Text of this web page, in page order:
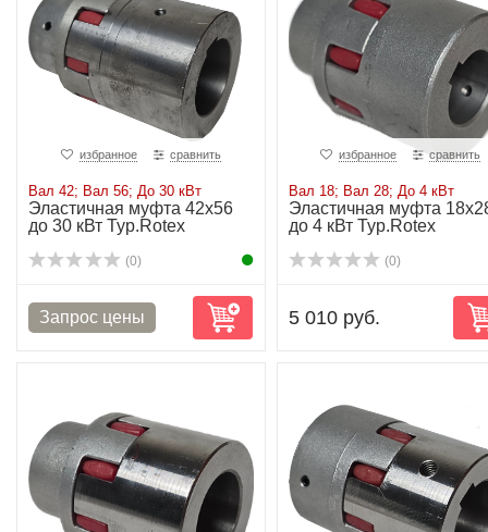
избранное сравнить
Вал 42; Вал 56; До 30 кВт
Эластичная муфта 42х56
до 30 кВт Typ.Rotex
(0)
избранное сравнить
Вал 18; Вал 28; До 4 кВт
Эластичная муфта
до 4 кВт Typ.Rotex
(0)
5 010 руб.